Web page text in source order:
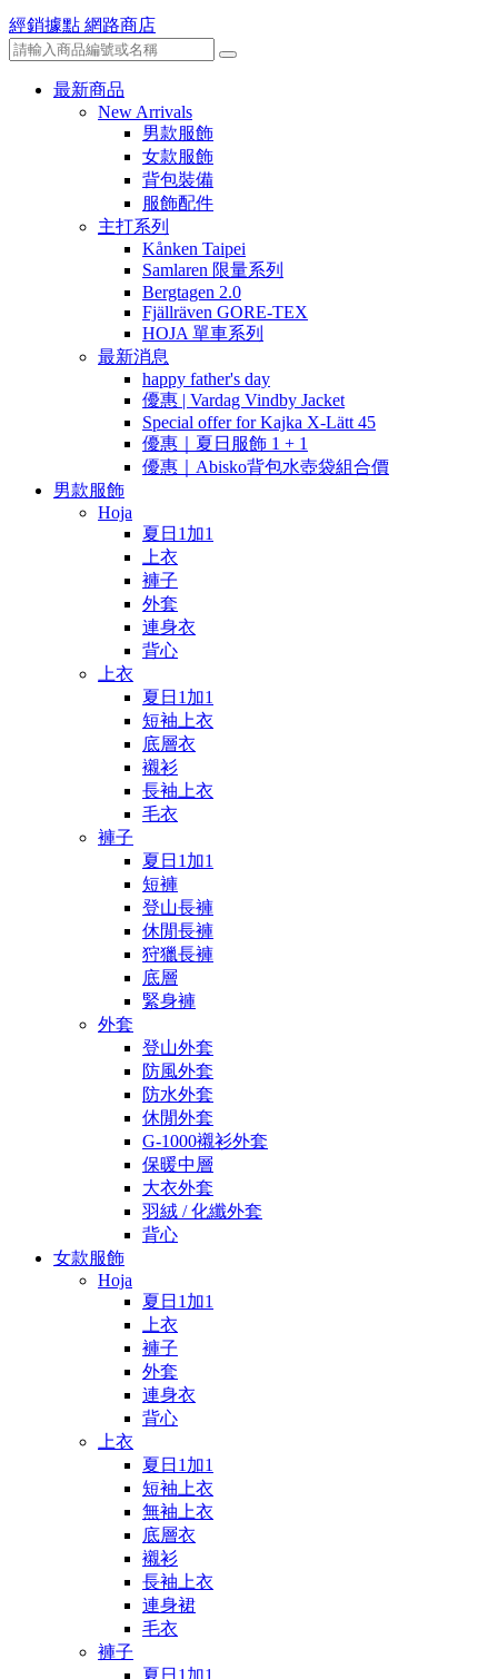
經銷據點 網路商店
最新商品
New Arrivals
男款服飾
女款服飾
背包裝備
服飾配件
主打系列
Kånken Taipei
Samlaren 限量系列
Bergtagen 2.0
Fjällräven GORE-TEX
HOJA 單車系列
最新消息
happy father's day
優惠 | Vardag Vindby Jacket
Special offer for Kajka X-Lätt 45
優惠｜夏日服飾 1 + 1
優惠｜Abisko背包水壺袋組合價
男款服飾
Hoja
夏日1加1
上衣
褲子
外套
連身衣
背心
上衣
夏日1加1
短袖上衣
底層衣
襯衫
長袖上衣
毛衣
褲子
夏日1加1
短褲
登山長褲
休閒長褲
狩獵長褲
底層
緊身褲
外套
登山外套
防風外套
防水外套
休閒外套
G-1000襯衫外套
保暖中層
大衣外套
羽絨 / 化纖外套
背心
女款服飾
Hoja
夏日1加1
上衣
褲子
外套
連身衣
背心
上衣
夏日1加1
短袖上衣
無袖上衣
底層衣
襯衫
長袖上衣
連身裙
毛衣
褲子
夏日1加1